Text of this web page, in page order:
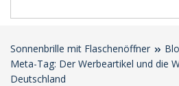
Sonnenbrille mit Flaschenöffner
Meta-Tag: Der Werbeartikel und die
Deutschland